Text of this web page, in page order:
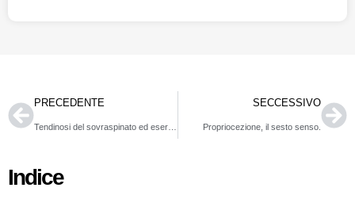
PRECEDENTE SECCESSIVO
Propriocezione, il sesto senso.
Indice